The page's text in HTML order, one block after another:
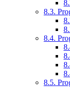
8.3.
8.4.
8.5.